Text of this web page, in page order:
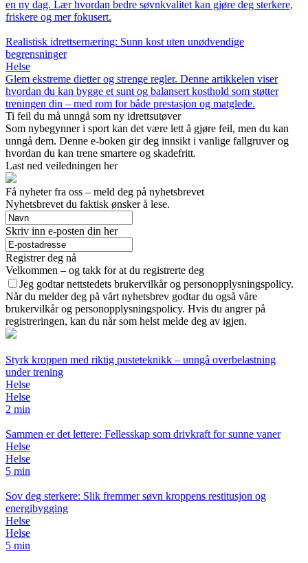
en ny dag. Lær hvordan bedre søvnkvalitet kan gjøre deg sterkere,
friskere og mer fokusert.
Realistisk idrettsernæring: Sunn kost uten unødvendige
begrensninger
Helse
Glem ekstreme dietter og strenge regler. Denne artikkelen viser
hvordan du kan bygge et sunt og balansert kosthold som støtter
treningen din – med rom for både prestasjon og matglede.
Ti feil du må unngå som ny idrettsutøver
Som nybegynner i sport kan det være lett å gjøre feil, men du kan
unngå dem. Denne e-boken gir deg innsikt i vanlige fallgruver og
hvordan du kan trene smartere og skadefritt.
Last ned veiledningen her
Få nyheter fra oss – meld deg på nyhetsbrevet
Nyhetsbrevet du faktisk ønsker å lese.
Skriv inn e-posten din her
Registrer deg nå
Velkommen – og takk for at du registrerte deg
Jeg godtar nettstedets brukervilkår og personopplysningspolicy.
Når du melder deg på vårt nyhetsbrev godtar du også våre
brukervilkår og personopplysningspolicy. Hvis du angrer på
registreringen, kan du når som helst melde deg av igjen.
Styrk kroppen med riktig pusteteknikk – unngå overbelastning
under trening
Helse
Helse
2 min
Sammen er det lettere: Fellesskap som drivkraft for sunne vaner
Helse
Helse
5 min
Sov deg sterkere: Slik fremmer søvn kroppens restitusjon og
energibygging
Helse
Helse
5 min